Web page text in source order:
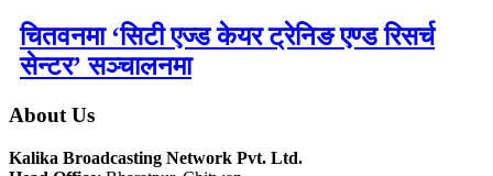
चितवनमा ‘सिटी एज्ड केयर ट्रेनिङ एण्ड रिसर्च
सेन्टर’ सञ्चालनमा
About Us
Kalika Broadcasting Network Pvt. Ltd.